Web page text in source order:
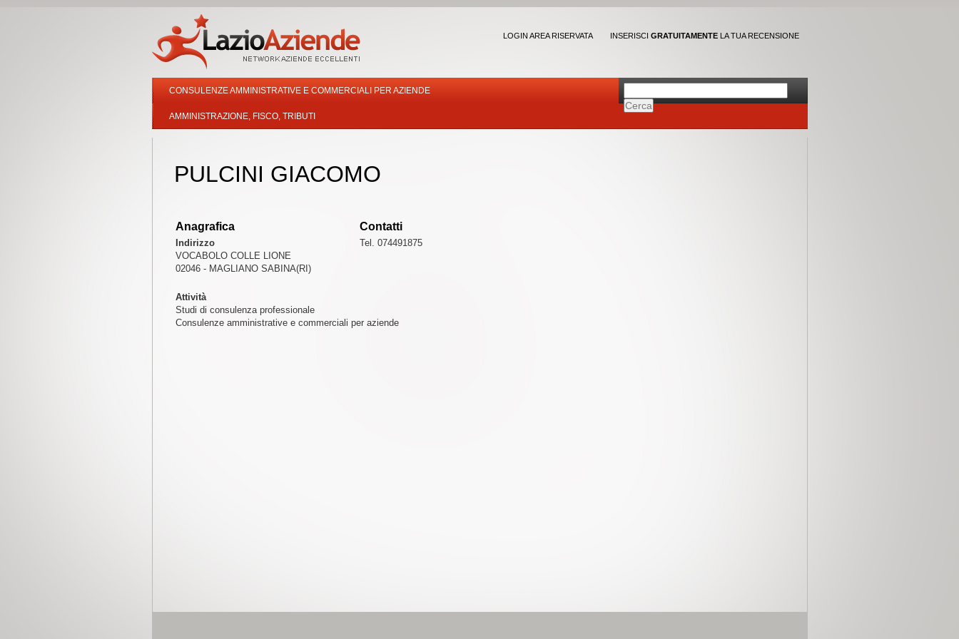
LOGIN AREA RISERVATA INSERISCI GRATUITAMENTELA TUA RECENSIONE
CONSULENZE AMMINISTRATIVE E COMMERCIALI PER AZIENDE
AMMINISTRAZIONE, FISCO, TRIBUTI
PULCINI GIACOMO
Anagrafica
Indirizzo
VOCABOLO COLLE LIONE
02046 - MAGLIANO SABINA(RI)
Contatti
Tel. 074491875
Attività
Studi di consulenza professionale
Consulenze amministrative e commerciali per aziende